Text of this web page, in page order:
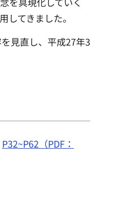
してきました。
見直し、平成27年3
P32~P62（PDF：